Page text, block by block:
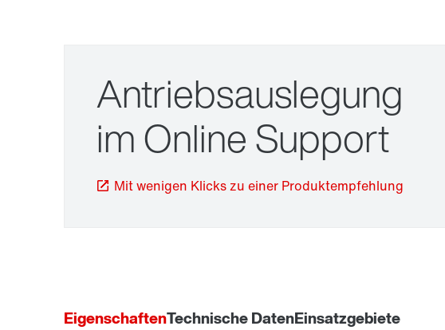
TorqLOC®-Klemmverbindung
Antriebsauslegung
im Online Support
Mit wenigen Klicks zu einer Produktempfehlung
EigenschaftenTechnische DatenEinsatzgebiete